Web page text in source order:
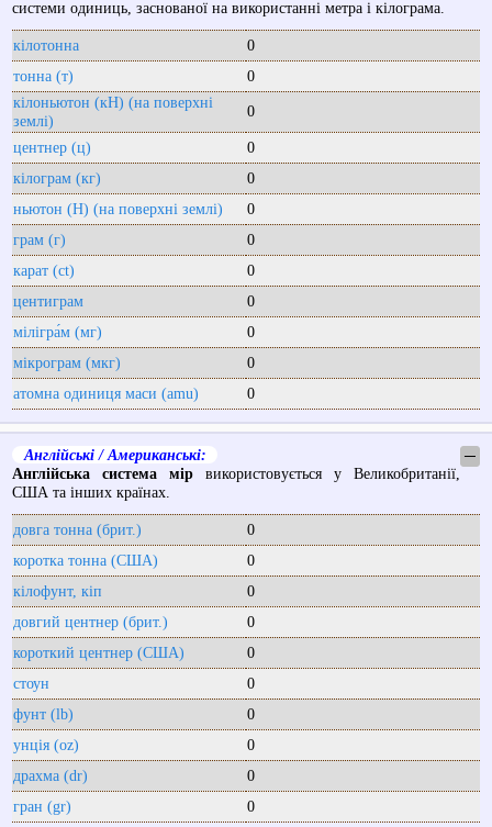
системи одиниць, заснованої на використанні метра і кілограма.
кілотонна
0
тонна (т)
0
кілоньютон (кН) (на поверхні
землі)
0
центнер (ц)
0
кілограм (кг)
0
ньютон (Н) (на поверхні землі)
0
грам (г)
0
карат (ct)
0
центиграм
0
мілігра́м (мг)
0
мікрограм (мкг)
0
атомна одиниця маси (amu)
0
Англійські / Американські:
─
Англійська система мірвикористовується у Великобританії,
США та інших країнах.
довга тонна (брит.)
0
коротка тонна (США)
0
кілофунт, кіп
0
довгий центнер (брит.)
0
короткий центнер (США)
0
стоун
0
фунт (lb)
0
унція (oz)
0
драхма (dr)
0
гран (gr)
0